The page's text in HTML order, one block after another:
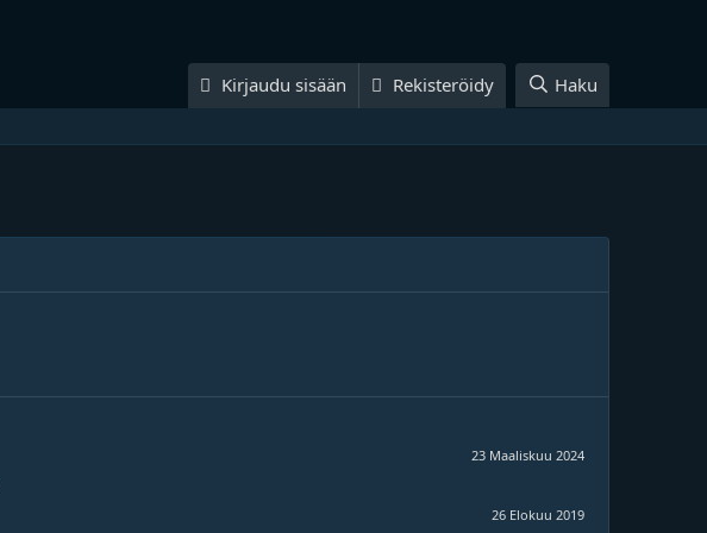
Kirjaudu sisään Rekisteröidy Haku
23 Maaliskuu 2024
26 Elokuu 2019